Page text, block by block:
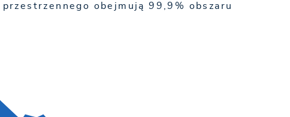
obejmują 99,9% obszaru